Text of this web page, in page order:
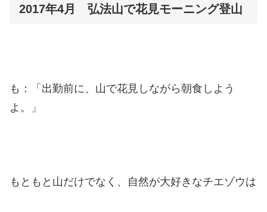
2017年4月 弘法山で花見モーニング登山
も：「出勤前に、山で花見しながら朝食しよう
よ。」
もともと山だけでなく、自然が大好きなチエゾウは